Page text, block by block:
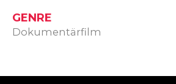
GENRE
Dokumentärfilm